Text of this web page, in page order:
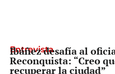
Entrevista
Ibáñez desafía al
Reconquista: “Creo
recuperar la ciudad”